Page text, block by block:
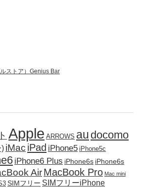
ストア）Genius Bar
Apple ARROWS au docomo
) iMac iPad iPhone5 iPhone5c
iPhone6 Plus iPhone6s iPhone6s
AirMacBook Pro Mac mini
SIMフリー SIMフリーiPhone